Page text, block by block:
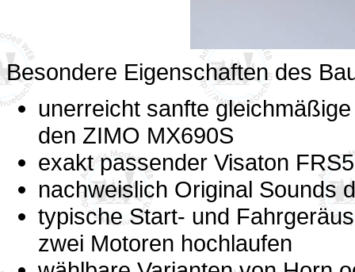
Besondere Eigenschaften des
unerreicht sanfte
den ZIMO MX690S
exakt passender Visaton
nachweislich Original Sounds
typische Start- und
zwei Motoren hochlaufen